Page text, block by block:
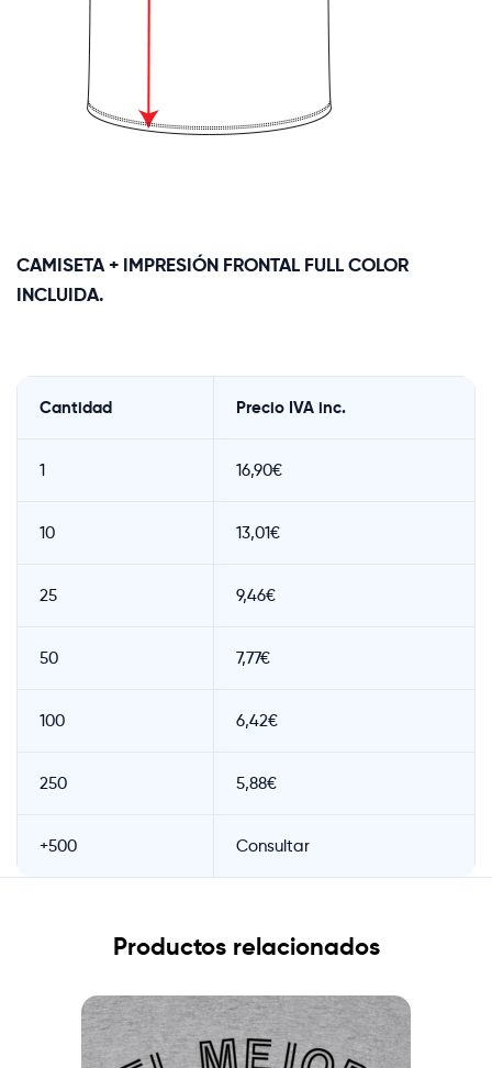
CAMISETA + IMPRESIÓN FRONTAL FULL COLOR
INCLUIDA.
Cantidad Precio IVA inc.
1 16,90€
10 13,01€
25 9,46€
50 7,77€
100 6,42€
250 5,88€
+500 Consultar
Productos relacionados